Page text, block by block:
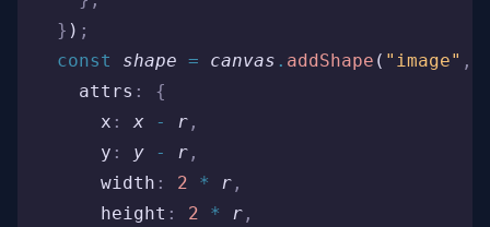
  }
) ;
  const
shape = canvas . addShape ( "image" ,
    attrs
:
{
      x
: x - r ,
      y
: y - r ,
      width
: 2 * r ,
      height
: 2 * r ,